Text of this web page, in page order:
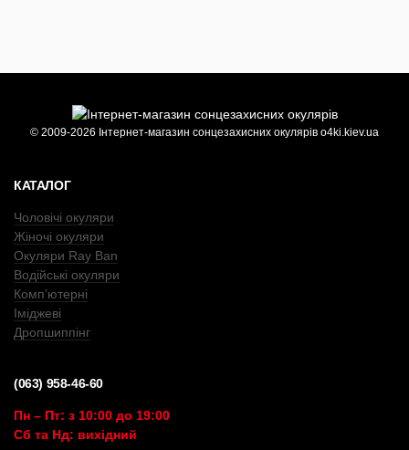
© 2009-2026 Інтернет-магазин сонцезахисних окулярів o4ki.kiev.ua
КАТАЛОГ
Чоловічі окуляри
Жіночі окуляри
Окуляри Ray Ban
Водійські окуляри
Комп’ютерні
Іміджеві
Дропшиппінг
(063) 958-46-60
Пн – Пт: з 10:00 до 19:00
Сб та Нд: вихідний